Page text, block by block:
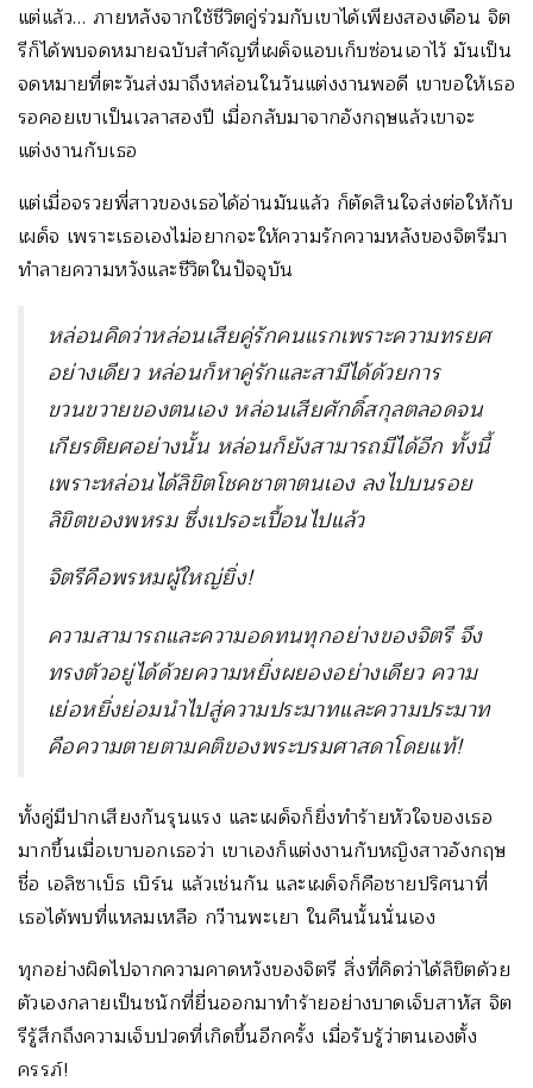
แต่แล้ว… ภายหลังจากใช้ชีวิตคู่ร่วมกับเขาได้เพียงสองเดือน จิต
รีก็ได้พบจดหมายฉบับสำคัญที่เผด็จแอบเก็บซ่อนเอาไว้ มันเป็น
จดหมายที่ตะวันส่งมาถึงหล่อนในวันแต่งงานพอดี เขาขอให้เธอ
รอคอยเขาเป็นเวลาสองปี เมื่อกลับมาจากอังกฤษแล้วเขาจะ
แต่งงานกับเธอ
แต่เมื่อจรวยพี่สาวของเธอได้อ่านมันแล้ว ก็ตัดสินใจส่งต่อให้กับ
เผด็จ เพราะเธอเองไม่อยากจะให้ความรักความหลังของจิตรีมา
ทำลายความหวังและชีวิตในปัจจุบัน
หล่อนคิดว่าหล่อนเสียคู่รักคนแรกเพราะความทรยศ
อย่างเดียว หล่อนก็หาคู่รักและสามีได้ด้วยการ
ขวนขวายของตนเอง หล่อนเสียศักดิ์สกุลตลอดจน
เกียรติยศอย่างนั้น หล่อนก็ยังสามารถมีได้อีก ทั้งนี้
เพราะหล่อนได้ลิขิตโชคชาตาตนเอง ลงไปบนรอย
ลิขิตของพหรม ซึ่งเปรอะเปื้อนไปแล้ว
จิตรีคือพรหมผู้ใหญ่ยิ่ง!
ความสามารถและความอดทนทุกอย่างของจิตรี จึง
ทรงตัวอยู่ได้ด้วยความหยิ่งผยองอย่างเดียว ความ
เย่อหยิ่งย่อมนำไปสู่ความประมาทและความประมาท
คือความตายตามคติของพระบรมศาสดาโดยแท้!
ทั้งคู่มีปากเสียงกันรุนแรง และเผด็จก็ยิ่งทำร้ายหัวใจของเธอ
มากขึ้นเมื่อเขาบอกเธอว่า เขาเองก็แต่งงานกับหญิงสาวอังกฤษ
ชื่อ เอลิซาเบ็ธ เบิร์น แล้วเช่นกัน และเผด็จก็คือชายปริศนาที่
เธอได้พบที่แหลมเหลือ กว๊านพะเยา ในคืนนั้นนั่นเอง
ทุกอย่างผิดไปจากความคาดหวังของจิตรี สิ่งที่คิดว่าได้ลิขิตด้วย
ตัวเองกลายเป็นชนักที่ยื่นออกมาทำร้ายอย่างบาดเจ็บสาหัส จิต
รีรู้สึกถึงความเจ็บปวดที่เกิดขึ้นอีกครั้ง เมื่อรับรู้ว่าตนเองตั้ง
ครรภ์!